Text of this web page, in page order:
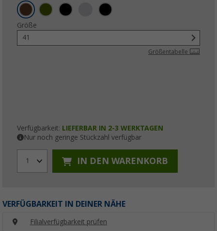
Größe
41
Größentabelle
Verfügbarkeit: LIEFERBAR IN 2-3 WERKTAGEN
Nur noch geringe Stückzahl verfügbar
1 IN DEN WARENKORB
VERFÜGBARKEIT IN DEINER NÄHE
Filialverfügbarkeit prüfen